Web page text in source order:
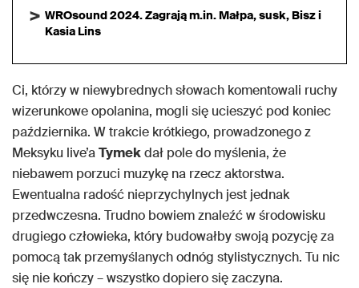
WROsound 2024. Zagrają m.in. Małpa, susk, Bisz i
Kasia Lins
Ci, którzy w niewybrednych słowach komentowali ruchy
wizerunkowe opolanina, mogli się ucieszyć pod koniec
października. W trakcie krótkiego, prowadzonego z
Meksyku live’aTymekdał pole do myślenia, że
niebawem porzuci muzykę na rzecz aktorstwa.
Ewentualna radość nieprzychylnych jest jednak
przedwczesna. Trudno bowiem znaleźć w środowisku
drugiego człowieka, który budowałby swoją pozycję za
pomocą tak przemyślanych odnóg stylistycznych. Tu nic
się nie kończy – wszystko dopiero się zaczyna.